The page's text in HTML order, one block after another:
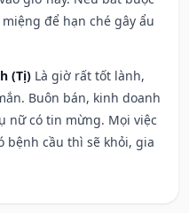
để hạn ché gây ẩu
(Tị) Là giờ rất tốt lành,
Buôn bán, kinh doanh
nữ có tin mừng. Mọi việc
bệnh cầu thì sẽ khỏi, gia